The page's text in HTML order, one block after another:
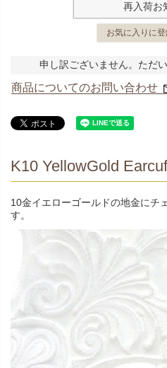
再入荷お
お気に入りに
申し訳ございません。ただ
商品についてのお問い合わせ
K10 YellowGold
10金イエローゴールドの地金にチ
す。